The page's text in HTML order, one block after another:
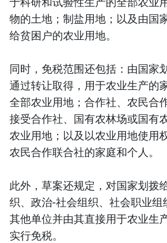
物的土地；制盐用地；以及由国
给贫困户的农业用地。
同时，免税范围还包括：由国家
通过转让取得，用于农业生产的
全部农业用地；合作社、农民合
接受合作社、国有农林场或国有
农业用地；以及以农业用地使用
农民合作联合社的家庭和个人。
此外，草案还规定，对国家划拨
织、政治-社会组织、社会职业组
其他单位并由其直接用于农业生
实行免税。